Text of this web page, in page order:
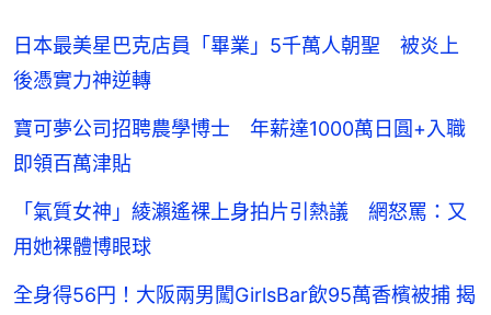
日本最美星巴克店員「畢業」5千萬人朝聖 被炎上
後憑實力神逆轉
寶可夢公司招聘農學博士 年薪達1000萬日圓+入職
即領百萬津貼
「氣質女神」綾瀨遙裸上身拍片引熱議 網怒罵：又
用她裸體博眼球
全身得56円！大阪兩男闖GirlsBar飲95萬香檳被捕 揭